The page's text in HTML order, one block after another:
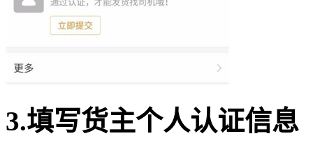
3.填写货主个人认证信息